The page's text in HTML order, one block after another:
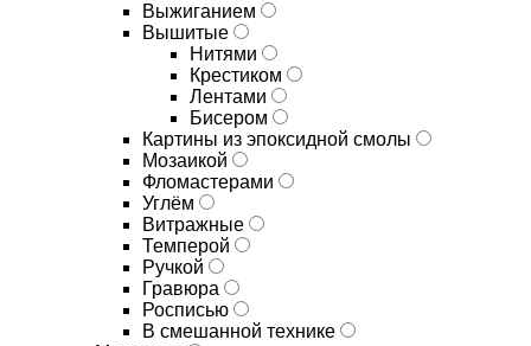
Выжиганием
Вышитые
Нитями
Крестиком
Лентами
Бисером
Картины из эпоксидной смолы
Мозаикой
Фломастерами
Углём
Витражные
Темперой
Ручкой
Гравюра
Росписью
В смешанной технике